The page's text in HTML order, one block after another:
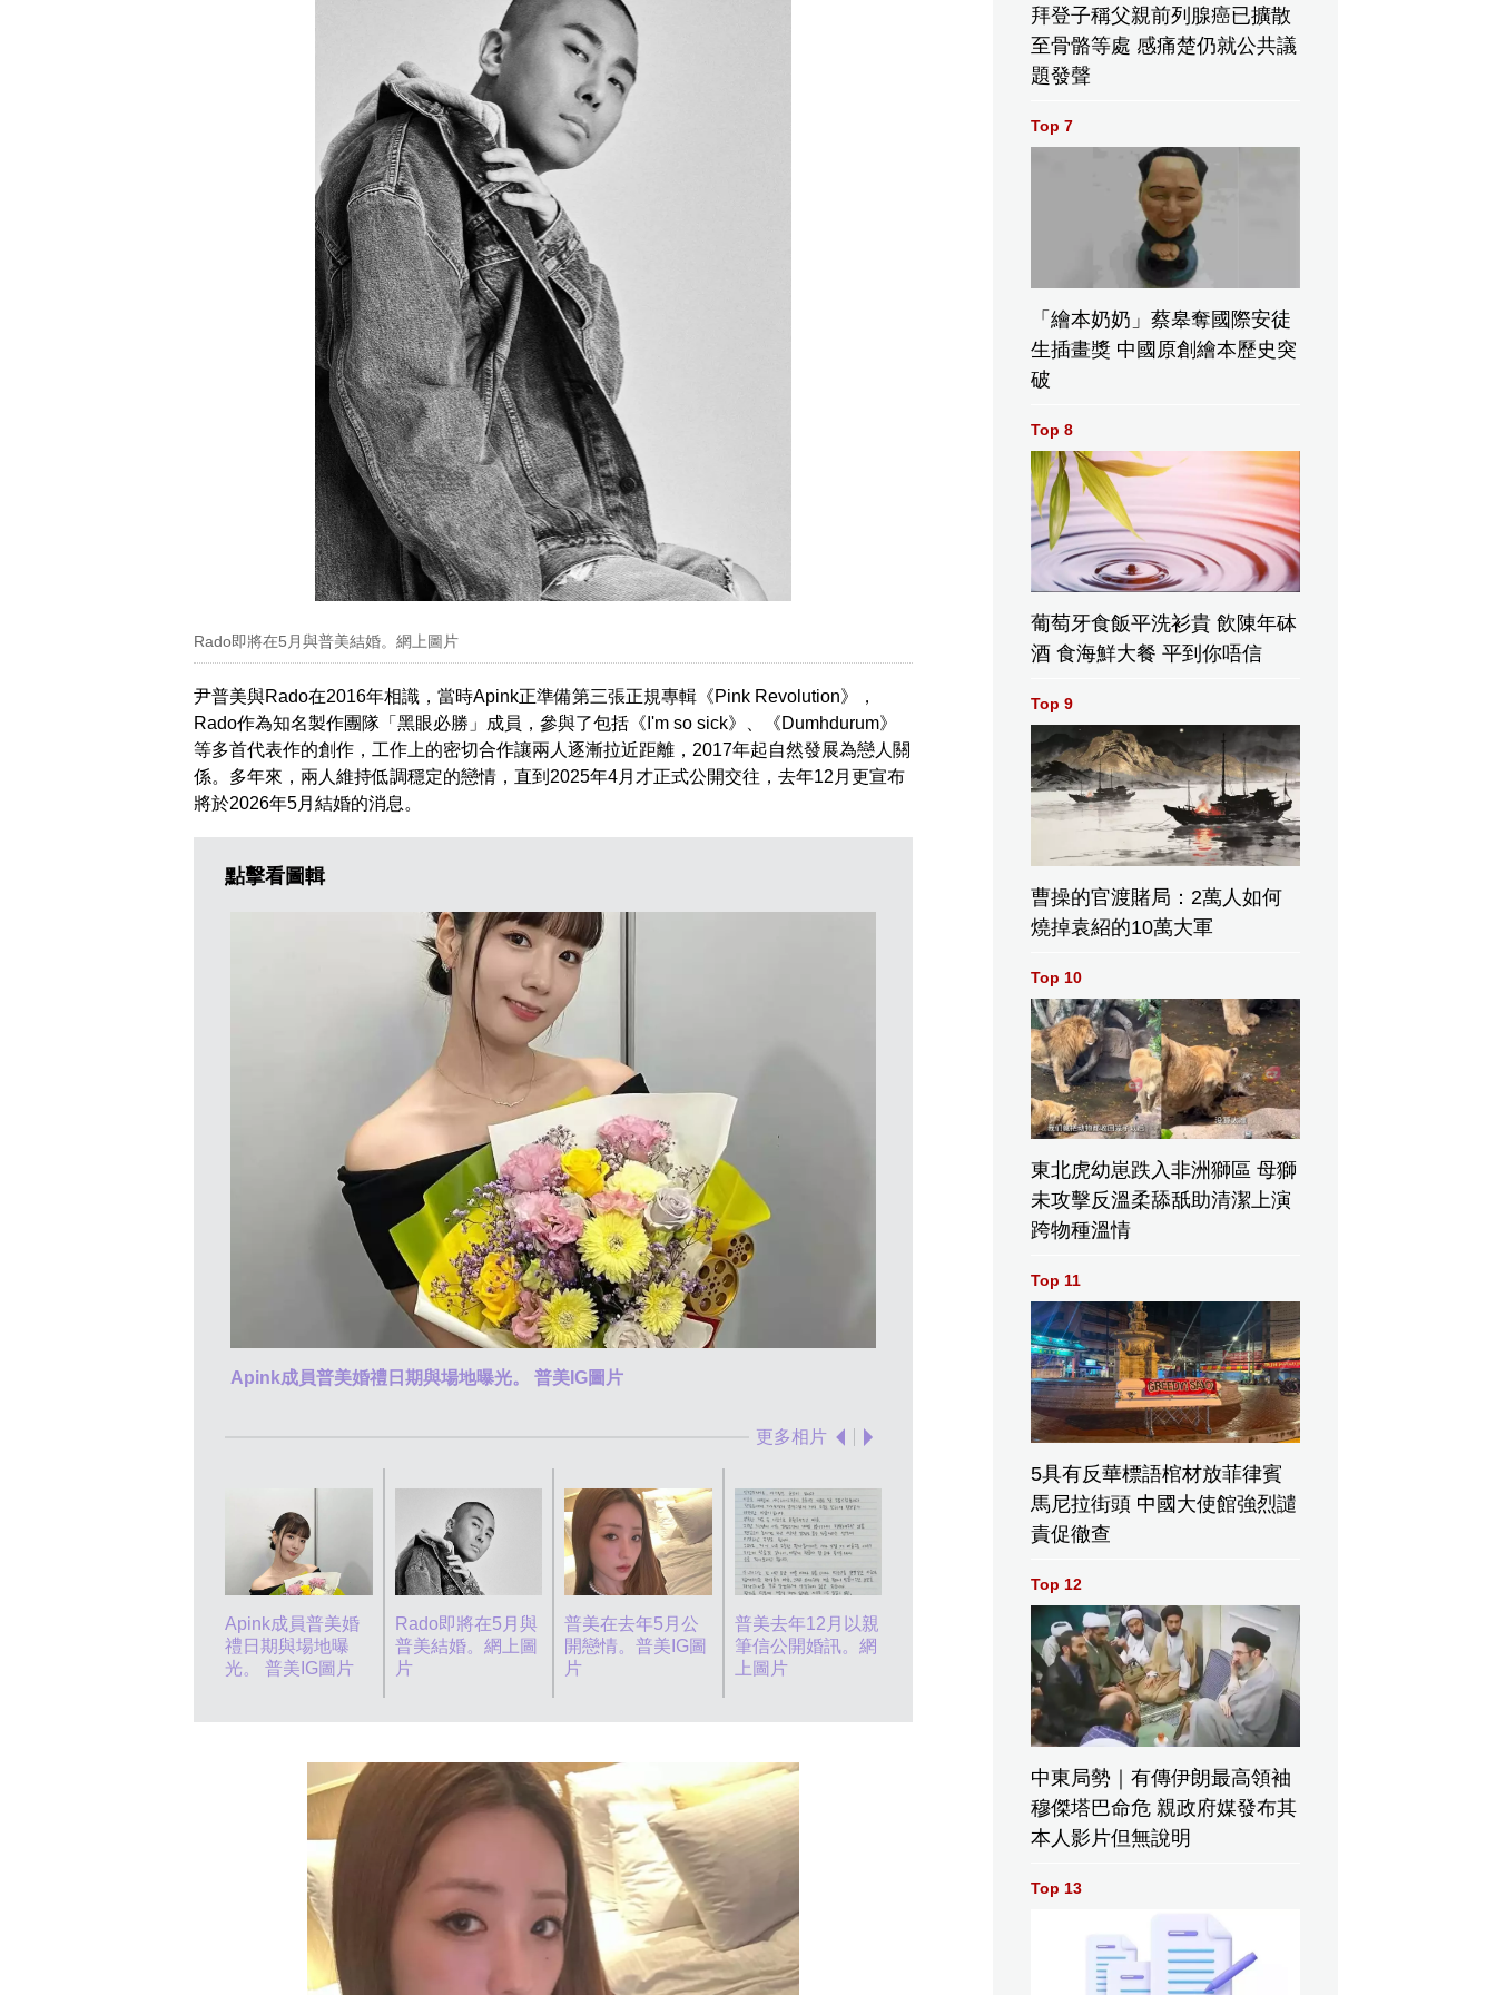
Rado即將在5月與普美結婚。網上圖片
尹普美與Rado在2016年相識，當時Apink正準備第三張正規專輯《Pink Revolution》，
Rado作為知名製作團隊「黑眼必勝」成員，參與了包括《I'm so sick》、《Dumhdurum》
等多首代表作的創作，工作上的密切合作讓兩人逐漸拉近距離，2017年起自然發展為戀人關
係。多年來，兩人維持低調穩定的戀情，直到2025年4月才正式公開交往，去年12月更宣布
將於2026年5月結婚的消息。
點擊看圖輯
Apink成員普美婚禮日期與場地曝光。 普美IG圖片 Rado即將在5月與普美結婚。網上圖片
更多相片
Apink成員普美婚
禮日期與場地曝
光。 普美IG圖片
Rado即將在5月與
普美結婚。網上圖
片
普美在去年5月公
開戀情。普美IG圖
片
普美去年12月以親
筆信公開婚訊。網
上圖片
拜登子稱父親前列腺癌已擴散
至骨骼等處 感痛楚仍就公共議
題發聲
Top 7
「繪本奶奶」蔡皋奪國際安徒
生插畫獎 中國原創繪本歷史突
破
Top 8
葡萄牙食飯平洗衫貴 飲陳年砵
酒 食海鮮大餐 平到你唔信
Top 9
曹操的官渡賭局：2萬人如何
燒掉袁紹的10萬大軍
Top 10
東北虎幼崽跌入非洲獅區 母獅
未攻擊反溫柔舔舐助清潔上演
跨物種溫情
Top 11
5具有反華標語棺材放菲律賓
馬尼拉街頭 中國大使館強烈譴
責促徹查
Top 12
中東局勢｜有傳伊朗最高領袖
穆傑塔巴命危 親政府媒發布其
本人影片但無說明
Top 13